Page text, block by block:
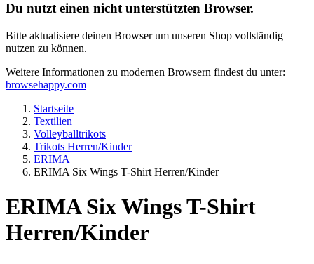
Du nutzt einen nicht unterstützten Browser.
Bitte aktualisiere deinen Browser um unseren Shop vollständig
nutzen zu können.
Weitere Informationen zu modernen Browsern findest du unter:
browsehappy.com
Startseite
Textilien
Volleyballtrikots
Trikots Herren/Kinder
ERIMA
ERIMA Six Wings T-Shirt Herren/Kinder
ERIMA Six Wings T-Shirt
Herren/Kinder